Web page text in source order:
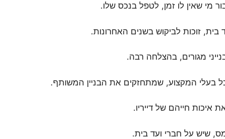
מי שאין לו זמן, לטפל בנכס שלו.
זוכות לביקוש בשנים האחרונות.
מגורים, בהצלחה רבה.
בעלי המקצוע, שמתחזקים את הבניין המשותף.
איכות חייהם של דייריו.
שיש על חברי ועד בית.